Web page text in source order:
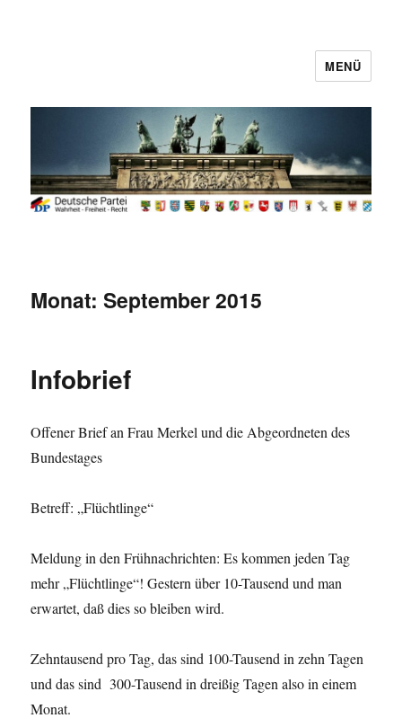
MENÜ
Monat:September 2015
Infobrief
Offener Brief an Frau Merkel und die Abgeordneten des
Bundestages
Betreff: „Flüchtlinge“
Meldung in den Frühnachrichten: Es kommen jeden Tag
mehr „Flüchtlinge“! Gestern über 10-Tausend und man
erwartet, daß dies so bleiben wird.
Zehntausend pro Tag, das sind 100-Tausend in zehn Tagen
und das sind 300-Tausend in dreißig Tagen also in einem
Monat.